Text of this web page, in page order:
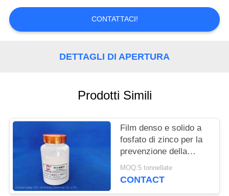
CHIEDI
UN
PREVENTIVO
SITO
PRIVACY
POLICY
CONTATTACI!
DETTAGLI DI APERTURA
Prodotti Simili
Film denso e solido a
fosfato di zinco per la
prevenzione della
corrosione dei metalli e
per il ritardatore di
MOQ:5 tonnellate
CONTACT